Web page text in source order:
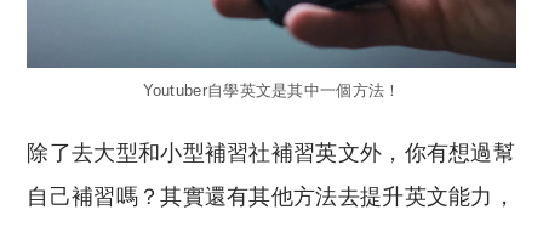
Youtuber自學英文是其中一個方法！
除了去大型和小型補習社補習英文外，你有想過幫
自己補習嗎？其實還有其他方法去提升英文能力，